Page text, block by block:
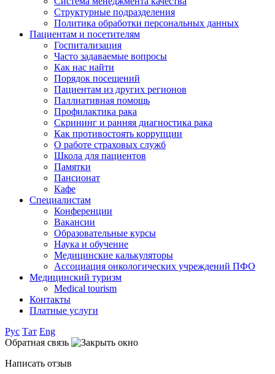
Структурные подразделения
Политика обработки персональных данных
Пациентам и посетителям
Госпитализация
Часто задаваемые вопросы
Как нас найти
Порядок посещений
Пациентам из других регионов
Паллиативная помощь
Профилактика рака
Скрининг и ранняя диагностика рака
Как противостоять коррупции
О работе страховых служб
Школа для пациентов
Памятки
Пансионат
Кафе
Специалистам
Конференции
Вакансии
Образовательные курсы
Наука и обучение
Медицинские калькуляторы
Ассоциация oнкологических учреждений ПФО
Медицинский туризм
Medical tourism
Контакты
Платные услуги
Рус Тат Eng
Обратная связь
Написать отзыв